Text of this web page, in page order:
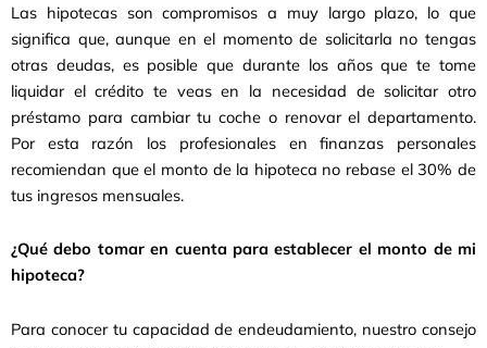
Las hipotecas son compromisos a muy largo plazo, lo que
significa que, aunque en el momento de solicitarla no tengas
otras deudas, es posible que durante los años que te tome
liquidar el crédito te veas en la necesidad de solicitar otro
préstamo para cambiar tu coche o renovar el departamento.
Por esta razón los profesionales en finanzas personales
recomiendan que el monto de la hipoteca no rebase el 30% de
tus ingresos mensuales.
¿Qué debo tomar en cuenta para establecer el monto de mi
hipoteca?
Para conocer tu capacidad de endeudamiento, nuestro consejo